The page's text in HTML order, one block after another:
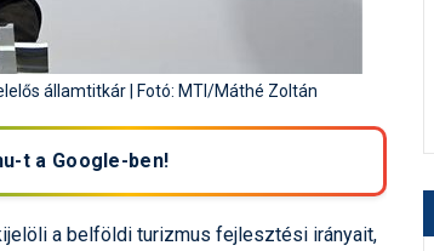
államtitkár | Fotó: MTI/Máthé Zoltán
t a Google-ben!
a belföldi turizmus fejlesztési irányait,